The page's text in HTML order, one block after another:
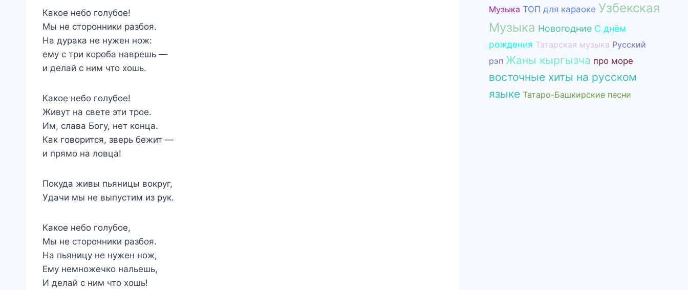
Какое небо голубое!
Мы не сторонники разбоя.
На дурака не нужен нож:
ему с три короба наврешь —
и делай с ним что хошь.
Какое небо голубое!
Живут на свете эти трое.
Им, слава Богу, нет конца.
Как говорится, зверь бежит —
и прямо на ловца!
Покуда живы пьяницы вокруг,
Удачи мы не выпустим из рук.
Какое небо голубое,
Мы не сторонники разбоя.
На пьяницу не нужен нож,
Ему немножечко нальешь,
И делай с ним что хошь!
Музыка ТОП для караоке Узбекская
Музыка Новогодние С днём
рождения Татарская музыка Русский
рэп Жаны кыргызча про море
восточные хиты на русском
языке Татаро-Башкирские песни